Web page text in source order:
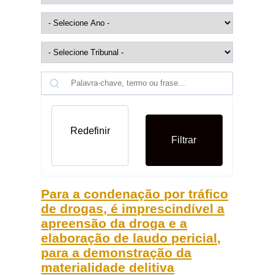
Filtrar
Redefinir
Para a condenação por tráfico
de drogas, é imprescindível a
apreensão da droga e a
elaboração de laudo pericial,
para a demonstração da
materialidade delitiva